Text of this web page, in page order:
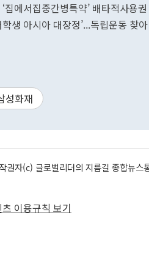
집에서집중간병특약’ 배타적사용
학생 아시아 대장정’...독립운동 찾
성화재
권자(c) 글로벌리더의 지름길 종합뉴
이용규칙 보기